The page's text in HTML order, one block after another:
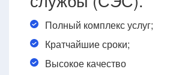
Полный комплекс услуг;
Кратчайшие сроки;
Высокое качество